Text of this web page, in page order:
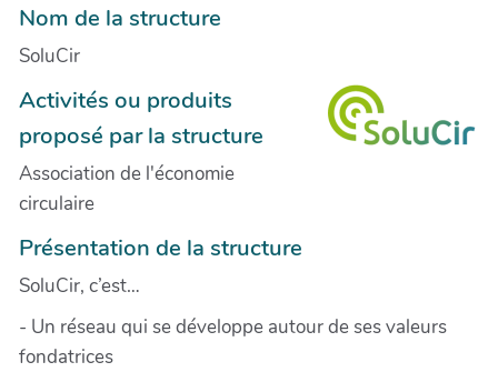
Nom de la structure
SoluCir
Activités ou produits
proposé par la structure
Association de l'économie
circulaire
Présentation de la structure
SoluCir, c’est…
- Un réseau qui se développe autour de ses valeurs
fondatrices